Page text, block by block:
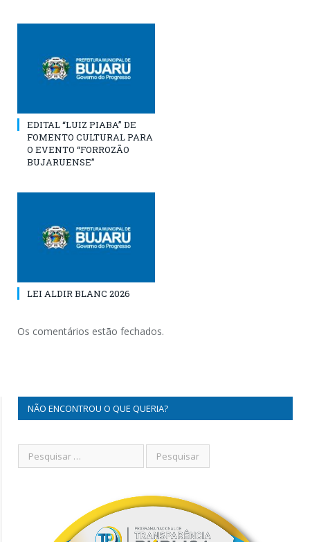
EDITAL “LUIZ PIABA” DE
FOMENTO CULTURAL PARA
O EVENTO “FORROZÃO
BUJARUENSE”
LEI ALDIR BLANC 2026
Os comentários estão fechados.
NÃO ENCONTROU O QUE QUERIA?